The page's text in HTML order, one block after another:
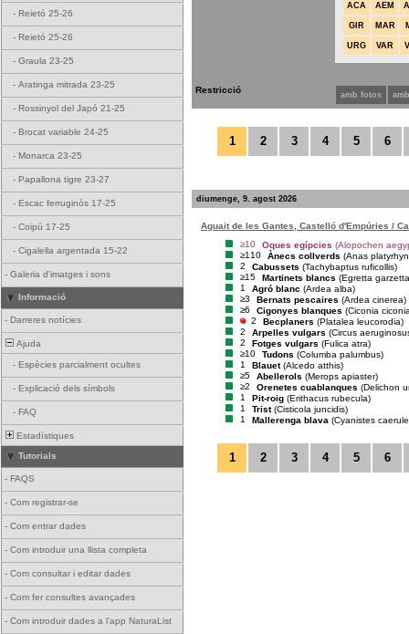
- Reietó 25-26
- Reietó 25-26
- Graula 23-25
- Aratinga mitrada 23-25
- Rossinyol del Japó 21-25
- Brocat variable 24-25
- Monarca 23-25
- Papallona tigre 23-27
- Escac ferruginós 17-25
- Coipú 17-25
- Cigalella argentada 15-22
- Galeria d'imatges i sons
Informació
- Darreres notícies
Ajuda
- Espècies parcialment ocultes
- Explicació dels símbols
- FAQ
Estadístiques
Tutorials
- FAQS
- Com registrar-se
- Com entrar dades
- Com introduir una llista completa
- Com consultar i editar dades
- Com fer consultes avançades
- Com introduir dades a l'app NaturaList
ACA AEM
GIR MAR
URG VAR
Restricció amb fotos
1 2 3 4 5 6
diumenge, 9. agost 2026
Aguait de les Gantes, Castelló d'Empúries /
≥10
Oques egípcies (Alopochen
≥110
Ànecs collverds (Anas
2
Cabussets (Tachybaptus ruficollis)
≥15
Martinets blancs (Egretta
1
Agró blanc (Ardea alba)
≥3
Bernats pescaires (Ardea cinerea)
≥6
Cigonyes blanques (Ciconia
2
Becplaners (Platalea leucorodia)
2
Arpelles vulgars (Circus
2
Fotges vulgars (Fulica atra)
≥10
Tudons (Columba palumbus)
1
Blauet (Alcedo atthis)
≥5
Abellerols (Merops apiaster)
≥2
Orenetes cuablanques (Delichon
1
Pit-roig (Erithacus rubecula)
1
Trist (Cisticola juncidis)
1
Mallerenga blava (Cyanistes
1 2 3 4 5 6